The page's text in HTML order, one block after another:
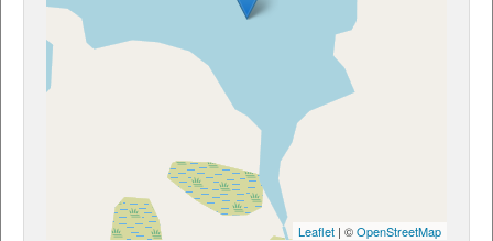
Leaflet | ©OpenStreetMap